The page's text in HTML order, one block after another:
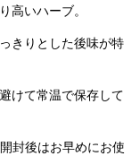
高いハーブ。
きりとした後味が特
けて常温で保存して
封後はお早めにお使